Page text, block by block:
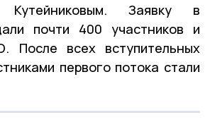
Кутейниковым. Заявку в
почти 400 участников и
После всех вступительных
первого потока стали